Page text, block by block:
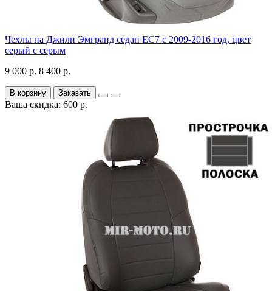
Чехлы на Джили Эмгранд седан ЕС7 с 2009-2016 год, цвет
серый с серым
9 000 р. 8 400 р.
В корзину Заказать
Ваша скидка: 600 р.